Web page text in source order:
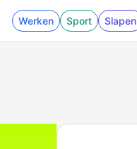
Werken Sport Slapen